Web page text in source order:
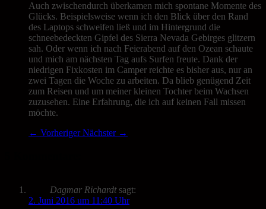
Auch zwischendurch überkamen mich spontane Momente des
Glücks. Beispielsweise wenn ich den Blick über den Rand
des Laptops schweifen ließ und im Hintergrund die
schneebedeckten Gipfel des Sierra Nevada Gebirges glitzern
sah. Oder wenn ich nach Feierabend auf den Ozean schaute
und mich am nächsten Tag aufs Surfen freute. Dank der
niedrigen Fixkosten im Camper reichte es bisher aus, nur an
zwei Tagen die Woche zu arbeiten. Da blieb genügend Zeit
zum Reisen und um meiner kleinen Tochter beim Wachsen
zuzusehen. Eine Erfahrung, die ich auf keinen Fall missen
möchte.
← VorherigerNächster →
Dagmar Richardt sagt:
2. Juni 2016 um 11:40 Uhr